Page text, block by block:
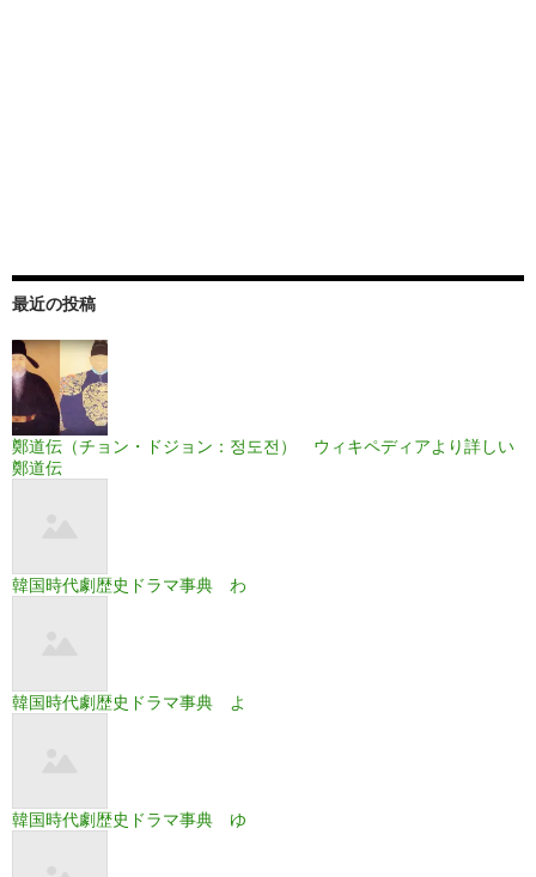
最近の投稿
鄭道伝（チョン・ドジョン：정도전） ウィキペディアより詳しい
鄭道伝
韓国時代劇歴史ドラマ事典 わ
韓国時代劇歴史ドラマ事典 よ
韓国時代劇歴史ドラマ事典 ゆ